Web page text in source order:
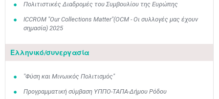
Πολιτιστικές Διαδρομές του Συμβουλίου της Ευρώπης
ICCROM "Our Collections Matter"(OCM - Οι συλλογές μας έχουν
σημασία) 2025
Ελληνικό/συνεργασία
"Φύση και Μινωικός Πολιτισμός"
Προγραμματική σύμβαση ΥΠΠΟ-ΤΑΠΑ-Δήμου Ρόδου